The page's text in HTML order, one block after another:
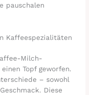
pauschalen
Kaffeespezialitäten
Milch-
Topf geworfen.
– sowohl
Diese